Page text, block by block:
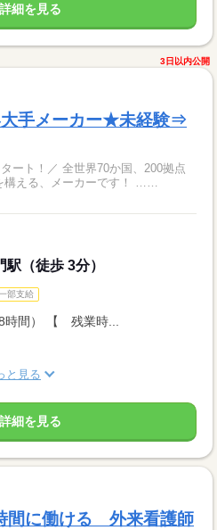
細を見る
3日以内公開
大手メーカー★未経験⇒
か国、200拠点
る、メーカーです！ ……
（徒歩 3分）
部支給
間） 【 残業時...
と見る
細を見る
間に働ける 外来看護師